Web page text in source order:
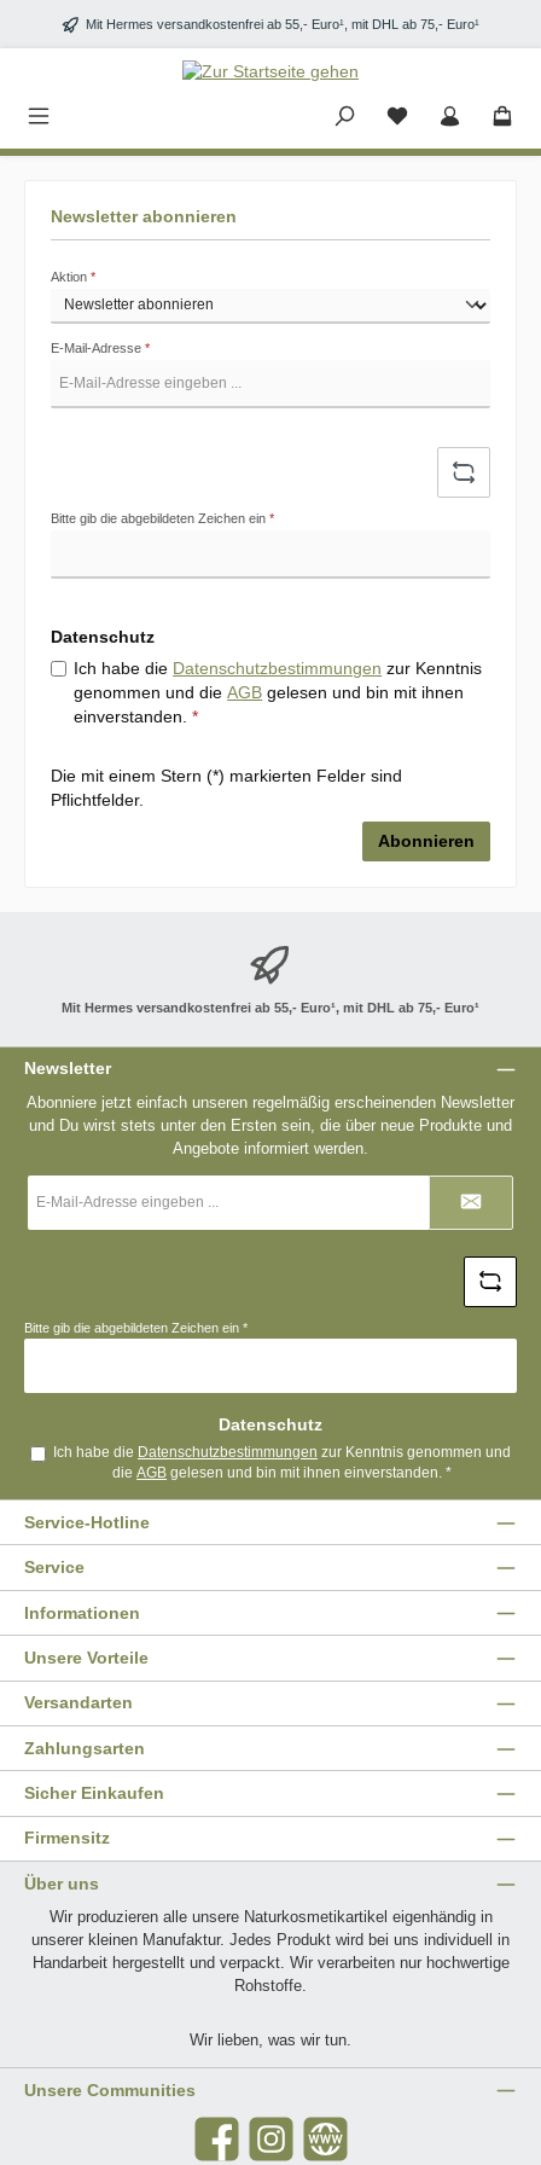
Zum Hauptinhalt springen
Mit Hermes versandkostenfrei ab 55,- Euro¹, mit DHL ab 75,- Euro¹
Newsletter abonnieren
Aktion *
E-Mail-Adresse *
Bitte gib die abgebildeten Zeichen ein *
Datenschutz
Ich habe die Datenschutzbestimmungen zur Kenntnis
genommen und dieAGB gelesen und bin mit ihnen
einverstanden.*
Die mit einem Stern (*) markierten Felder sind
Pflichtfelder.
Abonnieren
Mit Hermes versandkostenfrei ab 55,- Euro¹, mit DHL ab 75,- Euro¹
Newsletter
Abonniere jetzt einfach unseren regelmäßig erscheinenden Newsletter
und Du wirst stets unter den Ersten sein, die über neue Produkte und
Angebote informiert werden.
Mail-
Bitte gib die abgebildeten Zeichen ein *
Datenschutz
Ich habe die Datenschutzbestimmungen zur Kenntnis genommen und
dieAGB gelesen und bin mit ihnen einverstanden.*
Service-Hotline
Service
Informationen
Unsere Vorteile
Versandarten
Sicher Einkaufen
Zahlungsarten
Firmensitz
Über uns
Wir produzieren alle unsere Naturkosmetikartikel eigenhändig in
unserer kleinen Manufaktur. Jedes Produkt wird bei uns individuell in
Handarbeit hergestellt und verpackt. Wir verarbeiten nur hochwertige
Rohstoffe.
Wir lieben, was wir tun.
Unsere Communities
Facebook InstagramWebsite